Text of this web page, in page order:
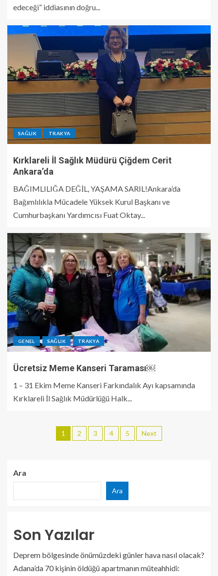
edeceği” iddiasının doğru...
SAĞLIK TRAKYA
Kırklareli İl Sağlık Müdürü Çiğdem Cerit
Ankara’da
BAĞIMLILIĞA DEĞİL, YAŞAMA SARIL!Ankara’da
Bağımlılıkla Mücadele Yüksek Kurul Başkanı ve
Cumhurbaşkanı Yardımcısı Fuat Oktay...
GENEL SAĞLIK TRAKYA
Ücretsiz Meme Kanseri Taraması￼
1 – 31 Ekim Meme Kanseri Farkındalık Ayı kapsamında
Kırklareli İl Sağlık Müdürlüğü Halk...
1 2 3 4 5 Next
Ara
Ara
Son Yazılar
Deprem bölgesinde önümüzdeki günler hava nasıl olacak?
Adana’da 70 kişinin öldüğü apartmanın müteahhidi: